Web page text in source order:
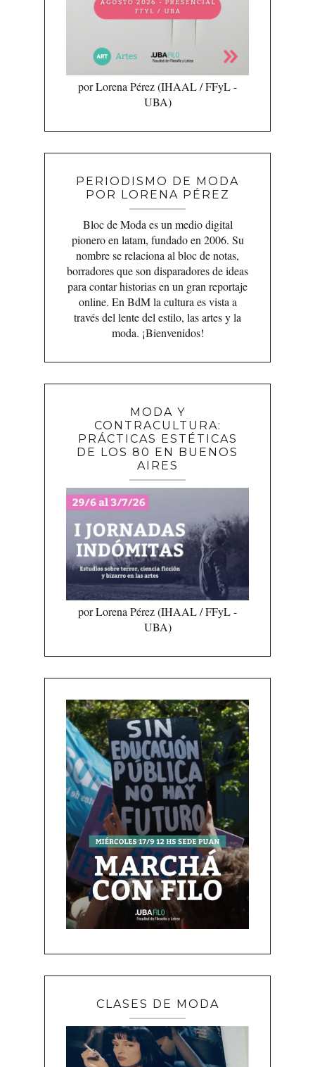
por Lorena Pérez (IHAAL / FFyL -
UBA)
PERIODISMO DE MODA
POR LORENA PÉREZ
Bloc de Moda es un medio digital
pionero en latam, fundado en 2006. Su
nombre se relaciona al bloc de notas,
borradores que son disparadores de ideas
para contar historias en un gran reportaje
online. En BdM la cultura es vista a
través del lente del estilo, las artes y la
moda. ¡Bienvenidos!
MODA Y
CONTRACULTURA:
PRÁCTICAS ESTÉTICAS
DE LOS 80 EN BUENOS
AIRES
por Lorena Pérez (IHAAL / FFyL -
UBA)
CLASES DE MODA